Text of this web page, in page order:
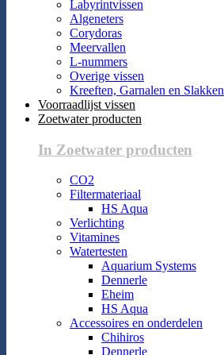
Labyrintvissen
Algeneters
Corydoras
Meervallen
L-nummers
Overige vissen
Kreeften, Garnalen en Slakken
Voorraadlijst vissen
Zoetwater producten
In Zoetwater producten
CO2
Filtermateriaal
HS Aqua
Verlichting
Vitamines
Watertesten
Aquarium Systems
Dennerle
Eheim
HS Aqua
Accessoires en onderdelen
Chihiros
Dennerle